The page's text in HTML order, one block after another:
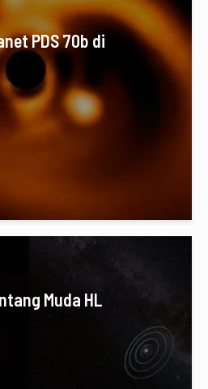
PDS 70b di
Muda HL